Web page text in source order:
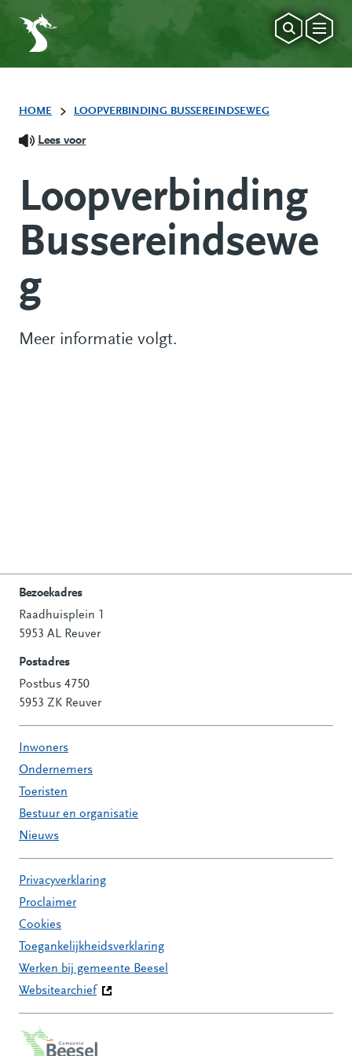
HOME LOOPVERBINDING BUSSEREINDSEWEG
Lees voor
Loopverbinding
Bussereindsewe
g
Meer informatie volgt.
Contactinformatie
Bezoekadres
Raadhuisplein 1
5953 AL Reuver
Postadres
Postbus 4750
5953 ZK Reuver
Inwoners
Ondernemers
Toeristen
Bestuur en organisatie
Nieuws
Privacyverklaring
Proclaimer
Cookies
Toegankelijkheidsverklaring
Werken bij gemeente Beesel
Websitearchief